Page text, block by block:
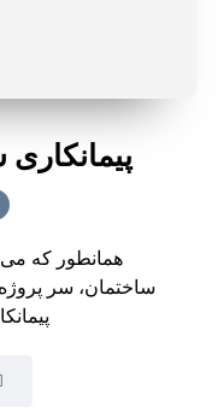
پیمانکاری
همانطور که می
ساختمان، سر